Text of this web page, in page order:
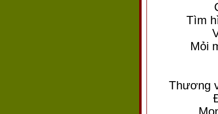
Tìm
Mỏi
Thương